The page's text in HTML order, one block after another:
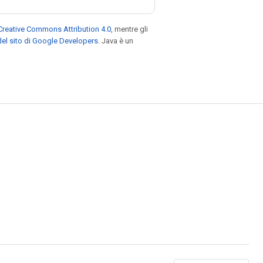
Commons Attribution 4.0 , mentre gli
sito di Google Developers . Java è un